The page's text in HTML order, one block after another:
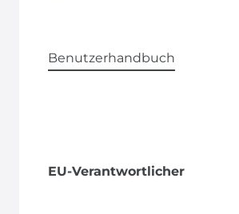
Benutzerhandbuch
EU-Verantwortlicher